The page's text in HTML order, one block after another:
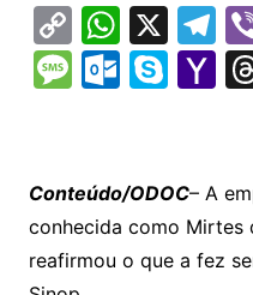
C
o
p
Li
n
k
W
h
at
A
p
p
X T
el
e
a
m
M
s
a
g
O
o
k.
c
S
p
e
Y
o
o
M
Conteúdo/ODOC– A
conhecida como Mirtes
reafirmou o que a fez